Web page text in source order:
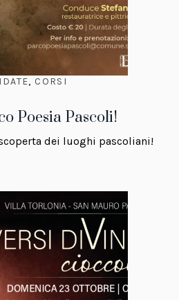
, CORSI
Poesia Pascoli!
dei luoghi pascoliani!